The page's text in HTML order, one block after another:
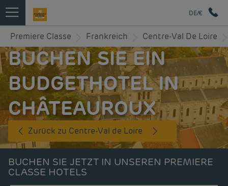
DE/€
Premiere Classe Frankreich Centre-Val De Loire
BUCHEN SIE EIN
BUDGETHOTEL IN
CHÂTEAUROUX
Zurück zu Centre-Val de Loire
BUCHEN SIE JETZT IN UNSEREN PREMIERE
CLASSE HOTELS